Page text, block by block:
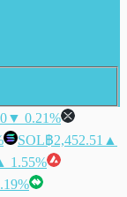
▼ 0.21%
SOL฿2,452.51 ▲
1.55%